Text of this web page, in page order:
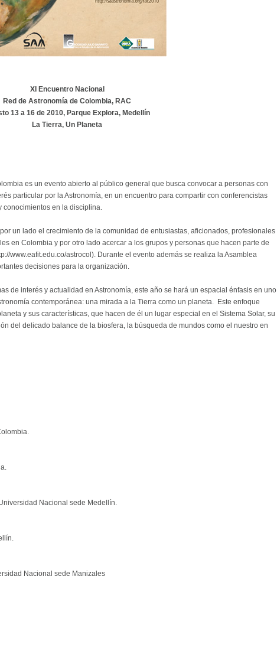
XI Encuentro Nacional
Red de Astronomía de Colombia, RAC
13 a 16 de 2010, Parque Explora, Medellín
La Tierra, Un Planeta
es un evento abierto al público general que busca convocar a personas con
particular por la Astronomía, en un encuentro para compartir con conferencistas
en la disciplina.
un lado el crecimiento de la comunidad de entusiastas, aficionados, profesionales
en Colombia y por otro lado acercar a los grupos y personas que hacen parte de
www.eafit.edu.co/astrocol). Durante el evento además se realiza la Asamblea
decisiones para la organización.
de interés y actualidad en Astronomía, este año se hará un espacial énfasis en uno
contemporánea: una mirada a la Tierra como un planeta. Este enfoque
y sus características, que hacen de él un lugar especial en el Sistema Solar, su
del delicado balance de la biosfera, la búsqueda de mundos como el nuestro en
Nacional sede Medellín.
Nacional sede Manizales